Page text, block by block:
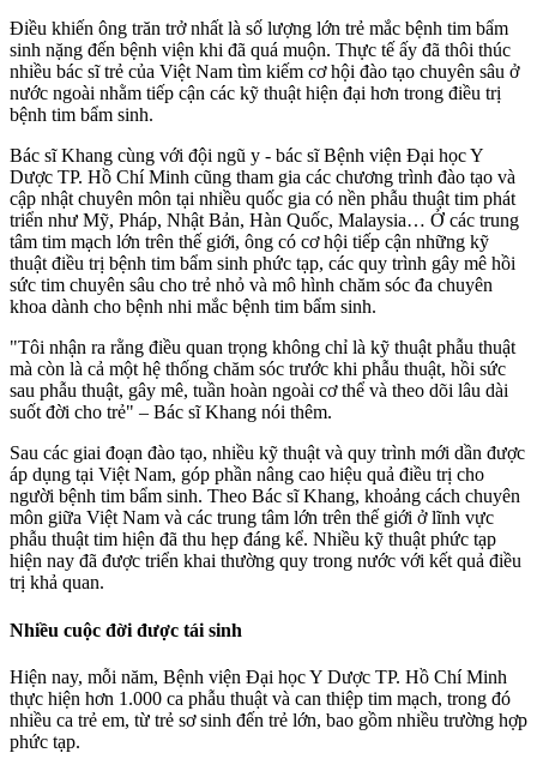
Điều khiến ông trăn trở nhất là số lượng lớn trẻ mắc bệnh tim bẩm
sinh nặng đến bệnh viện khi đã quá muộn. Thực tế ấy đã thôi thúc
nhiều bác sĩ trẻ của Việt Nam tìm kiếm cơ hội đào tạo chuyên sâu ở
nước ngoài nhằm tiếp cận các kỹ thuật hiện đại hơn trong điều trị
bệnh tim bẩm sinh.
Bác sĩ Khang cùng với đội ngũ y - bác sĩ Bệnh viện Đại học Y
Dược TP. Hồ Chí Minh cũng tham gia các chương trình đào tạo và
cập nhật chuyên môn tại nhiều quốc gia có nền phẫu thuật tim phát
triển như Mỹ, Pháp, Nhật Bản, Hàn Quốc, Malaysia… Ở các trung
tâm tim mạch lớn trên thế giới, ông có cơ hội tiếp cận những kỹ
thuật điều trị bệnh tim bẩm sinh phức tạp, các quy trình gây mê hồi
sức tim chuyên sâu cho trẻ nhỏ và mô hình chăm sóc đa chuyên
khoa dành cho bệnh nhi mắc bệnh tim bẩm sinh.
"Tôi nhận ra rằng điều quan trọng không chỉ là kỹ thuật phẫu thuật
mà còn là cả một hệ thống chăm sóc trước khi phẫu thuật, hồi sức
sau phẫu thuật, gây mê, tuần hoàn ngoài cơ thể và theo dõi lâu dài
suốt đời cho trẻ" – Bác sĩ Khang nói thêm.
Sau các giai đoạn đào tạo, nhiều kỹ thuật và quy trình mới dần được
áp dụng tại Việt Nam, góp phần nâng cao hiệu quả điều trị cho
người bệnh tim bẩm sinh. Theo Bác sĩ Khang, khoảng cách chuyên
môn giữa Việt Nam và các trung tâm lớn trên thế giới ở lĩnh vực
phẫu thuật tim hiện đã thu hẹp đáng kể. Nhiều kỹ thuật phức tạp
hiện nay đã được triển khai thường quy trong nước với kết quả điều
trị khả quan.
Nhiều cuộc đời được tái sinh
Hiện nay, mỗi năm, Bệnh viện Đại học Y Dược TP. Hồ Chí Minh
thực hiện hơn 1.000 ca phẫu thuật và can thiệp tim mạch, trong đó
nhiều ca trẻ em, từ trẻ sơ sinh đến trẻ lớn, bao gồm nhiều trường hợp
phức tạp.